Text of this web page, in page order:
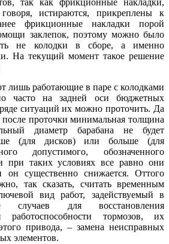
так как фрикционные накладки,
истираются, прикреплены к
фрикционные накладки порой
заклепок, поэтому можно было
не колодки в сборе, а именно
На текущий момент такое решение
лишь работающие в паре с колодками
часто на задней оси бюджетных
ситуаций их можно проточить. Да
проточки минимальная толщина
диаметр барабана не будет
(для дисков) или больше (для
допустимого, обозначенного
при таких условиях все равно они
существенно снижается. Оттого
так сказать, считать временным
вид работ, задействуемый в
случаев для восстановления
работоспособности тормозов, их
привода, – замена неисправных
элементов.